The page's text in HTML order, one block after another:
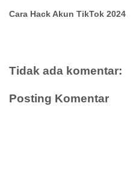
Cara Hack Akun TikTok 2024
Tidak ada komentar:
Posting Komentar